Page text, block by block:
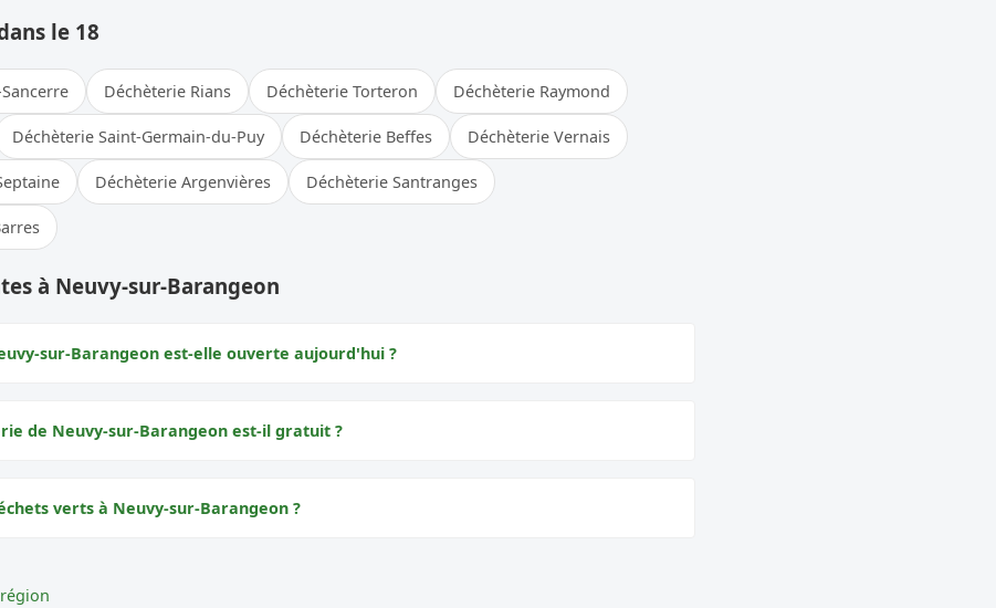
le 18
Déchèterie Rians Déchèterie Torteron Déchèterie Raymond
Déchèterie Saint-Germain-du-Puy Déchèterie Beffes Déchèterie Vernais
Déchèterie Argenvières Déchèterie Santranges
à Neuvy-sur-Barangeon
sur-Barangeon est-elle ouverte aujourd'hui ?
de Neuvy-sur-Barangeon est-il gratuit ?
verts à Neuvy-sur-Barangeon ?